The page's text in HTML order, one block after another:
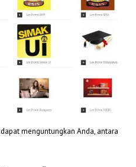
menguntungkan Anda, antara